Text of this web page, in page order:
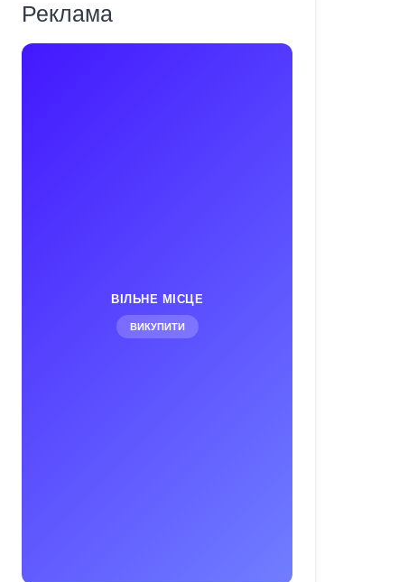
Реклама
ВІЛЬНЕ МІСЦЕ
ВИКУПИТИ